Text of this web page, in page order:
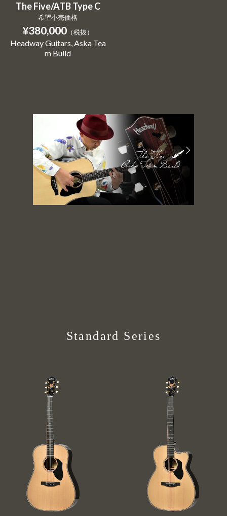
The Five/ATB Type C
希望小売価格
¥380,000（税抜）
Headway Guitars Aska Tea
m Build
Standard Series